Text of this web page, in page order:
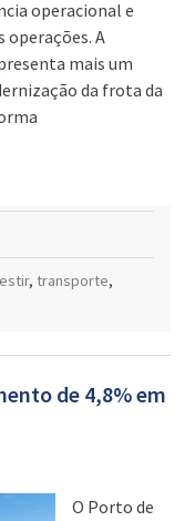
operacional e
operações. A
mais um
da frota da
, transporte,
de 4,8% em
O Porto de